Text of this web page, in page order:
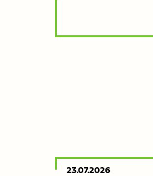
Veröffentlicht
23.07.2026